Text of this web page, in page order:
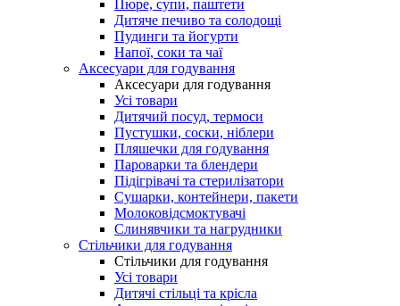
Пюре, супи, паштети
Дитяче печиво та солодощі
Пудинги та йогурти
Напої, соки та чаї
Аксесуари для годування
Аксесуари для годування
Усі товари
Дитячий посуд, термоси
Пустушки, соски, ніблери
Пляшечки для годування
Пароварки та блендери
Підігрівачі та стерилізатори
Сушарки, контейнери, пакети
Молоковідсмоктувачі
Слинявчики та нагрудники
Стільчики для годування
Стільчики для годування
Усі товари
Дитячі стільці та крісла